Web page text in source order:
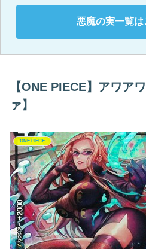
悪魔の実一覧は
【ONE PIECE】アワア
ァ】
ONE PIECE